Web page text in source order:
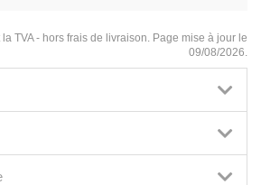
TVA - hors frais de livraison. Page mise à jour le
09/08/2026.